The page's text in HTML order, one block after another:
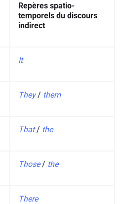
Repères spatio-
temporels du discours
indirect
It
They/ them
That/ the
Those/ the
There